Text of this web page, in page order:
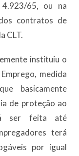
65, ou na
contratos de
CLT.
instituiu o
medida
basicamente
de proteção ao
ser feita até
terá
por igual